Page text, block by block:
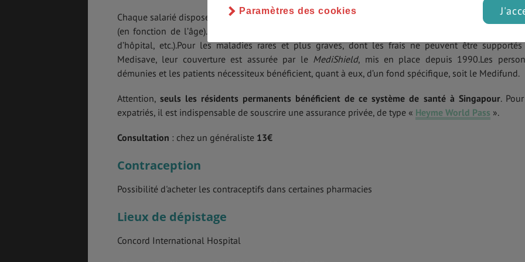
Chaque salarié dispose d’un « Medical Saving Account» qu’il alimente à raison de 6% à 8% de son
(en fonction de l’âge). Le montant constitué lui sert à couvrir ses dépenses de santé (ex : les
d’hôpital, etc.).Pour les maladies rares et plus graves, dont les frais ne peuvent être
Medisave, leur couverture est assurée par le MediShield, mis en place depuis 1990.Les
démunies et les patients nécessiteux bénéficient, quant à eux, d’un fond spécifique, soit le Medifund.
Attention,seuls les résidents permanents bénéficient de ce système de santé à Singapour.
expatriés, il est indispensable de souscrire une assurance privée, de type « Heyme World Pass ».
Consultation : chez un généraliste 13€
Contraception
Possibilité d'acheter les contraceptifs dans certaines pharmacies
Lieux de dépistage
Concord International Hospital
Paramètres des cookies